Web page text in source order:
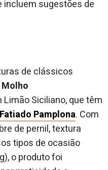
incluem sugestões de
de clássicos
Limão Siciliano, que têm
Pamplona. Com
de pernil, textura
tipos de ocasião
o produto foi